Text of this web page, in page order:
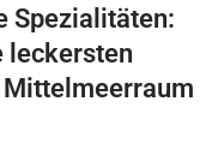
Spezialitäten:
leckersten